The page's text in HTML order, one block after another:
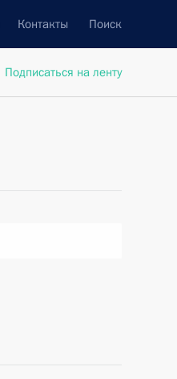
Контакты Поиск
Подписаться на ленту